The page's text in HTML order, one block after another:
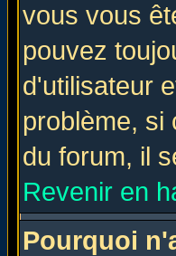
vous vous
pouvez
d'utilisateur
problème, si
du forum, il
Revenir en
Pourquoi